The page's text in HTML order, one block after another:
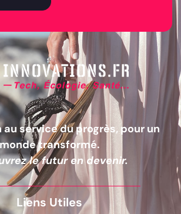
au service du progrès, pour un
transformé.
le futur en devenir.
Liens Utiles